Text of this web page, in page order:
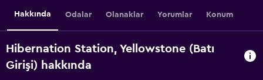
Hakkında Odalar Olanaklar Yorumlar Konum
Hibernation Station, Yellowstone (Batı
Girişi) hakkında